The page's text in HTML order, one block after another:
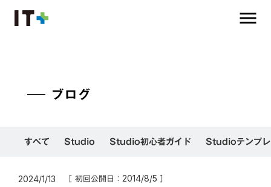
menu
ブログ
すべて Studio Studio初心者ガイド Studioテンプ
2024/1/13 ［ 初回公開日： 2014/8/5 ］